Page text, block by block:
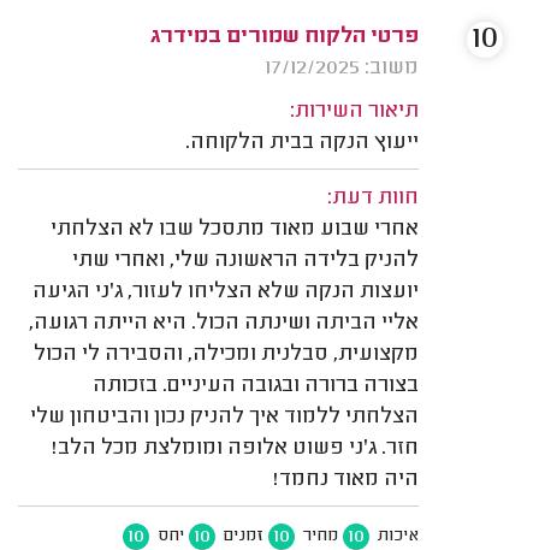
פרטי הלקוח שמורים במידרג
משוב: 17/12/2025
תיאור השירות:
ייעוץ הנקה בבית הלקוחה.
חוות דעת:
אחרי שבוע מאוד מתסכל שבו לא הצלחתי
להניק בלידה הראשונה שלי, ואחרי שתי
יועצות הנקה שלא הצליחו לעזור, ג’ני הגיעה
אליי הביתה ושינתה הכול. היא הייתה רגועה,
מקצועית, סבלנית ומכילה, והסבירה לי הכול
בצורה ברורה ובגובה העיניים. בזכותה
הצלחתי ללמוד איך להניק נכון והביטחון שלי
חזר. ג’ני פשוט אלופה ומומלצת מכל הלב!
היה מאוד נחמד!
איכות 10 מחיר 10 זמנים 10 יחס 10
10